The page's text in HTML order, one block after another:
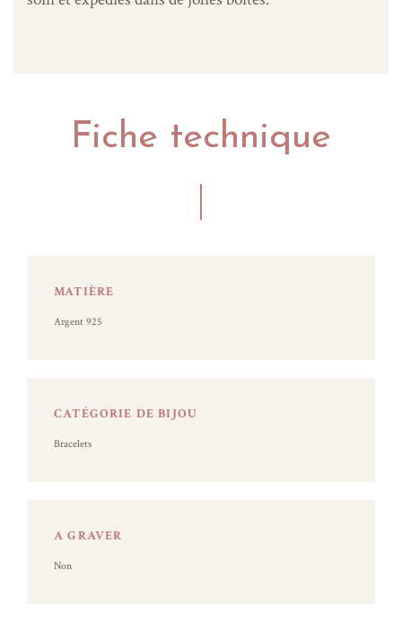
Fiche technique
MATIÈRE
Argent 925
CATÉGORIE DE BIJOU
Bracelets
A GRAVER
Non